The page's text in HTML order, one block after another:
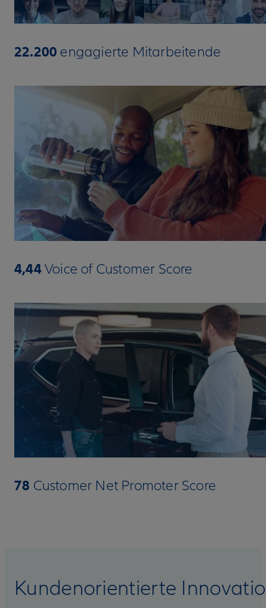
22.200 engagierte Mitarbeitende
4,44Voice of Customer Score
78 Customer Net Promoter Score
Kundenorientierte I